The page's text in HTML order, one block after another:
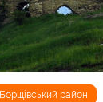
Борщівський район